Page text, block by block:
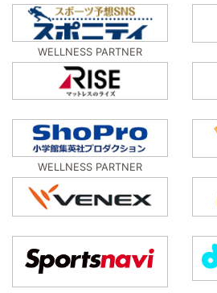
WELLNESS PARTNER
WELLNESS PARTNER